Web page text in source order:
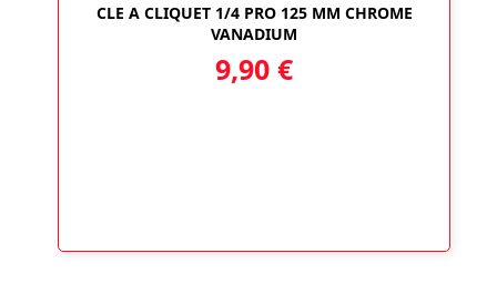
CLE A CLIQUET 1/4 PRO 125 MM CHROME
VANADIUM
9,90 €